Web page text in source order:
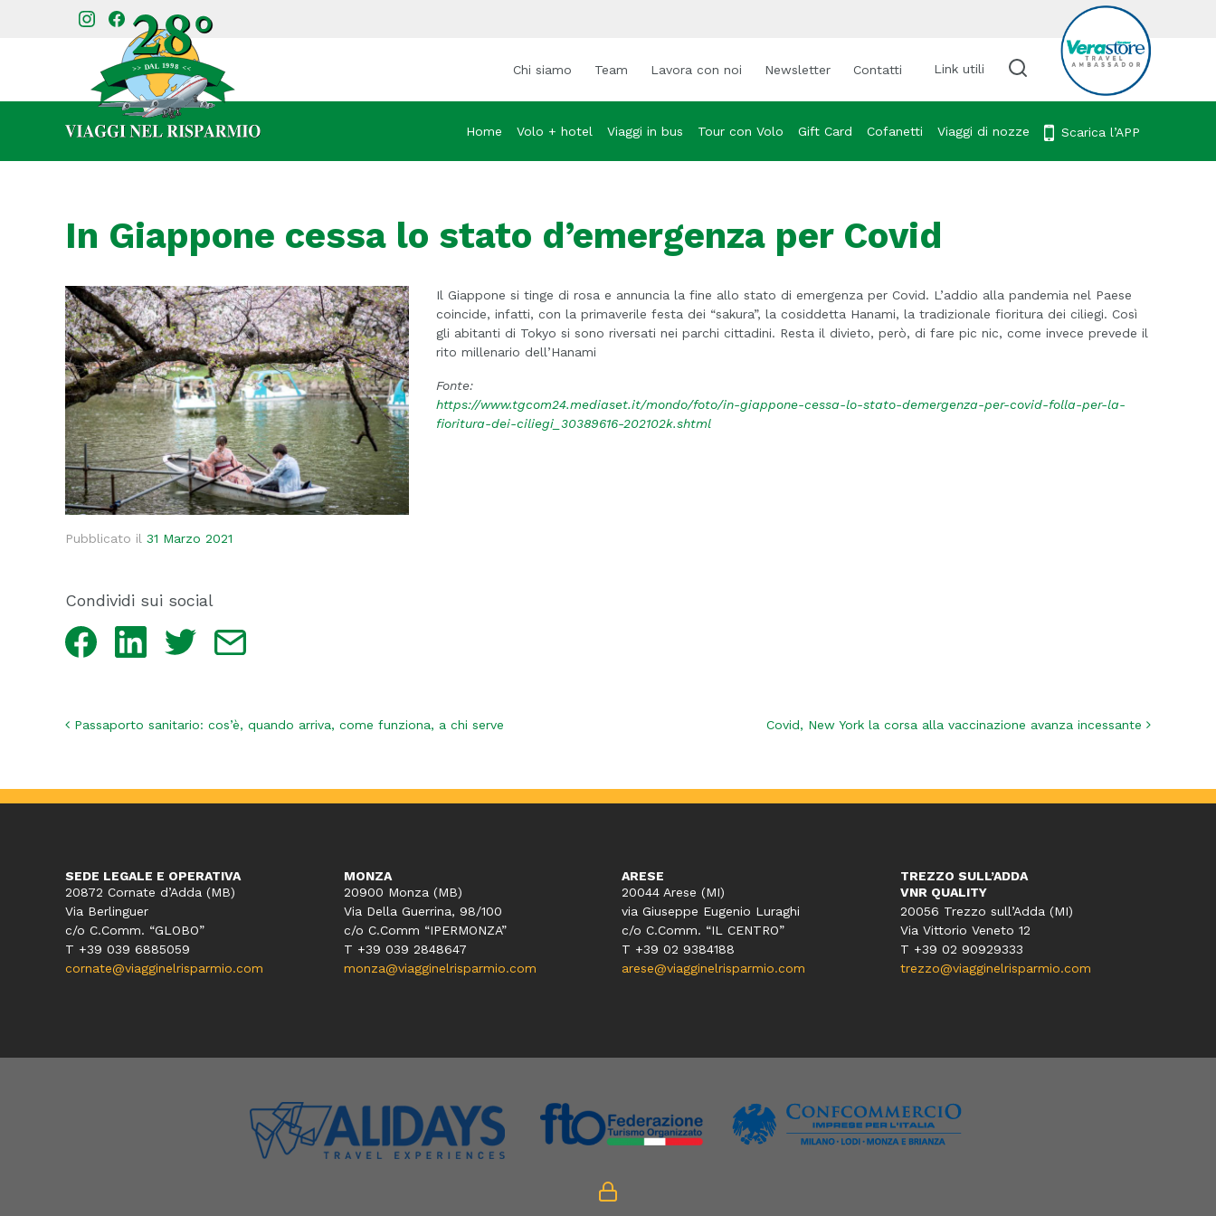
Chi siamo Team Lavora con noi Newsletter Contatti Link utili Cerca viaggio
Home Volo + hotel Viaggi in bus Tour con Volo Gift Card Cofanetti Viaggi di nozze Scarica l’APP
In Giappone cessa lo stato d’emergenza per Covid
Pubblicato il 31 Marzo 2021
Condividi sui social
Facebook LinkedIn Twitter
Il Giappone si tinge di rosa e annuncia la fine allo stato di emergenza per Covid. L’addio alla pandemia nel Paese
coincide, infatti, con la primaverile festa dei “sakura”, la cosiddetta Hanami, la tradizionale fioritura dei ciliegi. Così
gli abitanti di Tokyo si sono riversati nei parchi cittadini. Resta il divieto, però, di fare pic nic, come invece prevede il
rito millenario dell’Hanami
Fonte:
https://www.tgcom24.mediaset.it/mondo/foto/in-giappone-cessa-lo-stato-demergenza-per-covid-folla-per-la-
fioritura-dei-ciliegi_30389616-202102k.shtml
Navigazione articoli
Passaporto sanitario: cos’è, quando arriva, come funziona, a chi serve Covid, New York la corsa alla vaccinazione avanza incessante
SEDE LEGALE E OPERATIVA
20872 Cornate d’Adda (MB)
Via Berlinguer
c/o C.Comm. “GLOBO”
T +39 039 6885059
cornate@viagginelrisparmio.com
MONZA
20900 Monza (MB)
Via Della Guerrina, 98/100
c/o C.Comm “IPERMONZA”
T +39 039 2848647
monza@viagginelrisparmio.com
ARESE
20044 Arese (MI)
via Giuseppe Eugenio Luraghi
c/o C.Comm. “IL CENTRO”
T +39 02 9384188
arese@viagginelrisparmio.com
TREZZO SULL’ADDA
VNR QUALITY
20056 Trezzo sull’Adda (MI)
Via Vittorio Veneto 12
T +39 02 90929333
trezzo@viagginelrisparmio.com